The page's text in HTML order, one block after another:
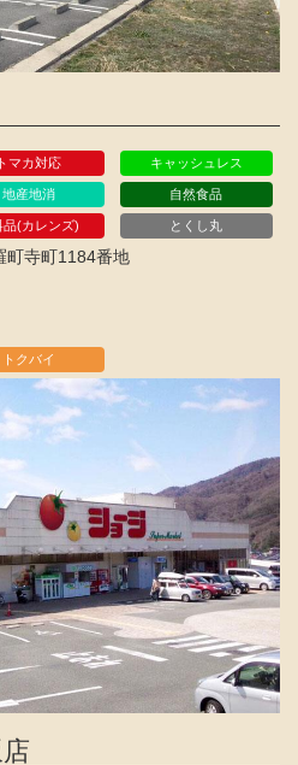
トマカ対応 キャッシュレス
地産地消 自然食品
品(カレンズ) とくし丸
町寺町1184番地
トクバイ